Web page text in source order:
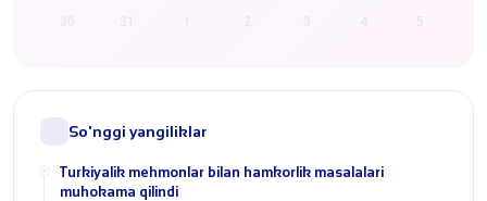
3 4 5
So'nggi yangiliklar
Turkiyalik mehmonlar bilan hamkorlik masalalari
muhokama qilindi